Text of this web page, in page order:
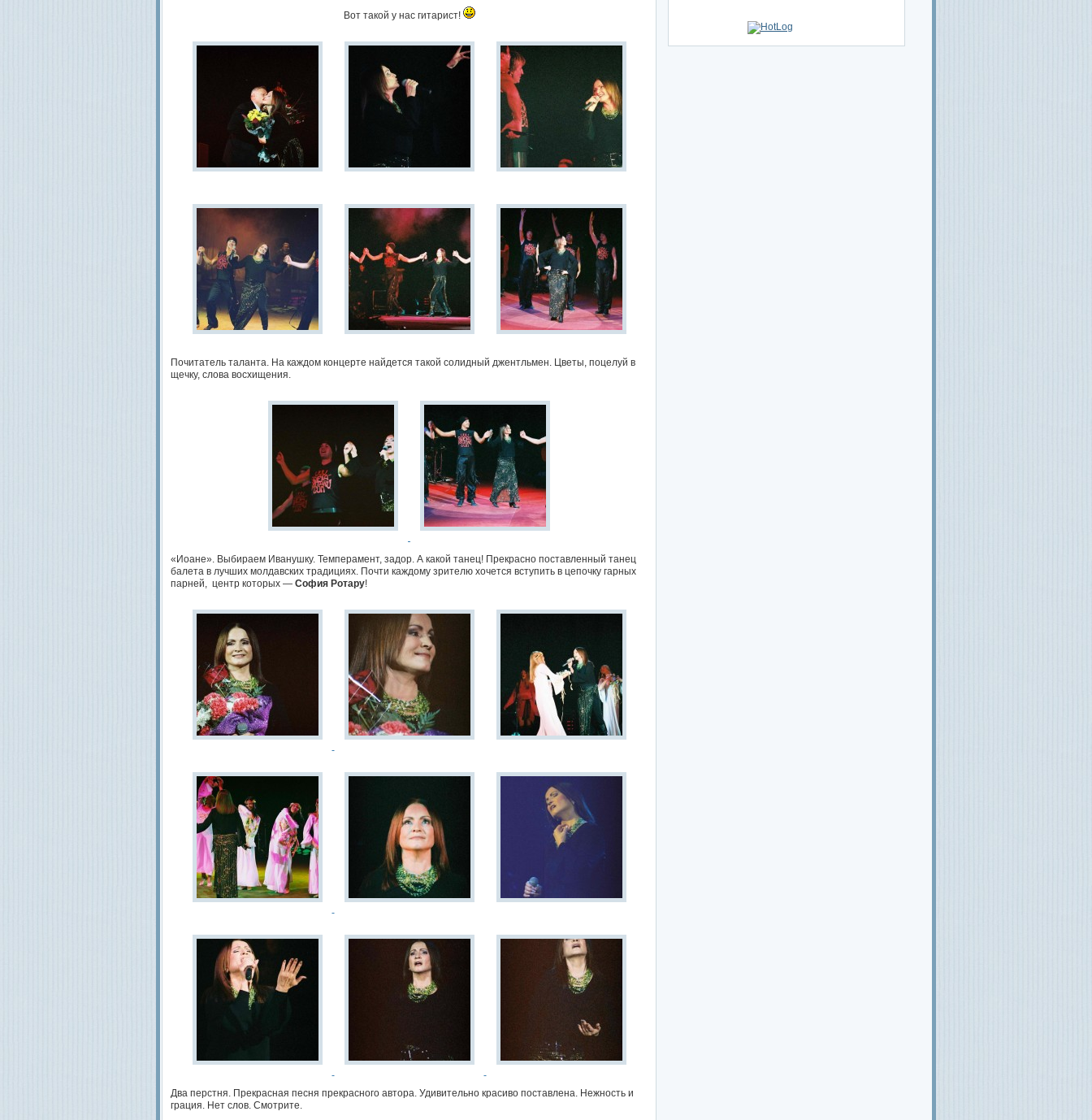
Вот такой у нас гитарист!
Почитатель таланта. На каждом концерте найдется такой солидный джентльмен. Цветы, поцелуй в
щечку, слова восхищения.
«Иоане». Выбираем Иванушку. Темперамент, задор. А какой танец! Прекрасно поставленный танец
балета в лучших молдавских традициях. Почти каждому зрителю хочется вступить в цепочку гарных
парней, центр которых — София Ротару!
Два перстня. Прекрасная песня прекрасного автора. Удивительно красиво поставлена. Нежность и
грация. Нет слов. Смотрите.